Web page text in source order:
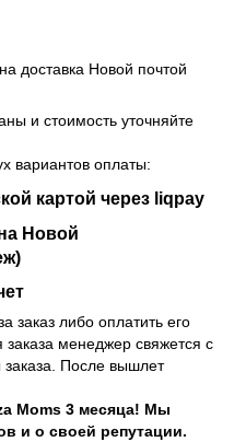
доставка Новой почтой
и стоимость уточняйте
вариантов оплаты:
картой через liqpay
Новой
заказ либо оплатить его
менеджер свяжется с
заказа. После вышлет
Moms 3 месяца! Мы
и о своей репутации.